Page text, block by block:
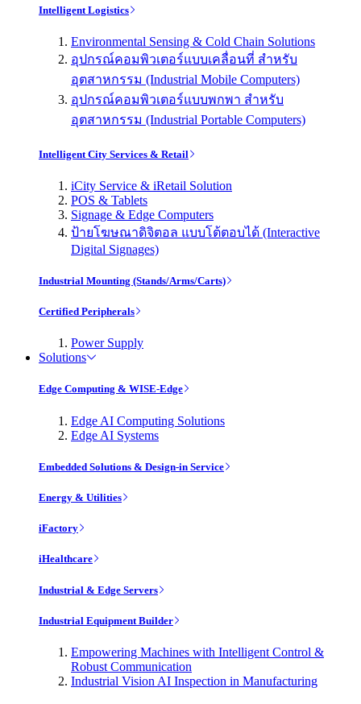
Intelligent Logistics
Environmental Sensing & Cold Chain Solutions
อุปกรณ์คอมพิวเตอร์แบบเคลื่อนที่ สำหรับ
อุตสาหกรรม (Industrial Mobile Computers)
อุปกรณ์คอมพิวเตอร์แบบพกพา สำหรับ
อุตสาหกรรม (Industrial Portable Computers)
Intelligent City Services & Retail
iCity Service & iRetail Solution
POS & Tablets
Signage & Edge Computers
ป้ายโฆษณาดิจิตอล แบบโต้ตอบได้ (Interactive
Digital Signages)
Industrial Mounting (Stands/Arms/Carts)
Certified Peripherals
Power Supply
Solutions
Edge Computing & WISE-Edge
Edge AI Computing Solutions
Edge AI Systems
Embedded Solutions & Design-in Service
Energy & Utilities
iFactory
iHealthcare
Industrial & Edge Servers
Industrial Equipment Builder
Empowering Machines with Intelligent Control &
Robust Communication
Industrial Vision AI Inspection in Manufacturing